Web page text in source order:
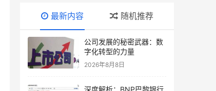
最新内容 随机推荐
公司发展的秘密武器：数
字化转型的力量
2026年8月8日